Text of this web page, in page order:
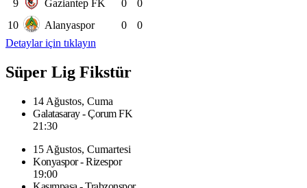
9
Gaziantep FK 0
0
10
Alanyaspor 0
0
Detaylar için tıklayın
Süper Lig Fikstür
14 Ağustos, Cuma
Galatasaray - Çorum FK
21:30
15 Ağustos, Cumartesi
Konyaspor - Rizespor
19:00